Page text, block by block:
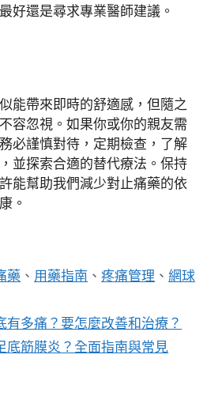
好還是尋求專業醫師建議。
能帶來即時的舒適感，但隨之
容忽視。如果你或你的親友需
必謹慎對待，定期檢查，了解
並探索合適的替代療法。保持
能幫助我們減少對止痛藥的依
。
藥 、 用藥指南 、疼痛管理 、網球
有多痛？要怎麼改善和治療？
底筋膜炎？全面指南與常見